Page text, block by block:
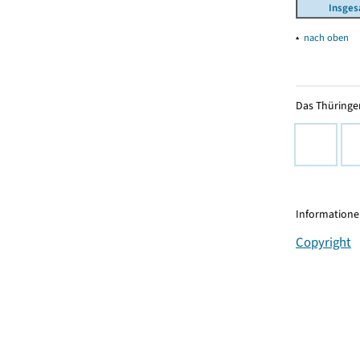
▴ nach oben
Das
Copyright